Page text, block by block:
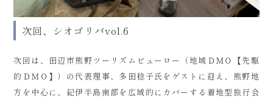
次回、シオゴリバvol.6
次回は、田辺市熊野ツーリズムビューロー（地域ＤＭＯ【先駆
的ＤＭＯ】）の代表理事、多田稔子氏をゲストに迎え、熊野地
方を中心に、紀伊半島南部を広域的にカバーする着地型旅行会